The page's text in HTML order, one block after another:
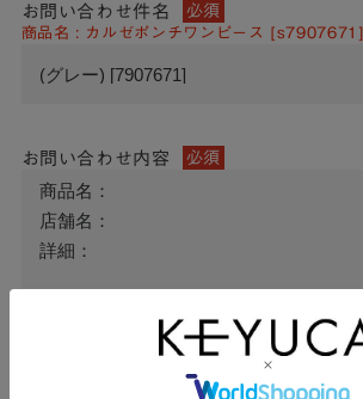
お問い合わせ件名 必須
商品名 : カルゼポンチワンピース [s7907671]
お問い合わせ内容 必須